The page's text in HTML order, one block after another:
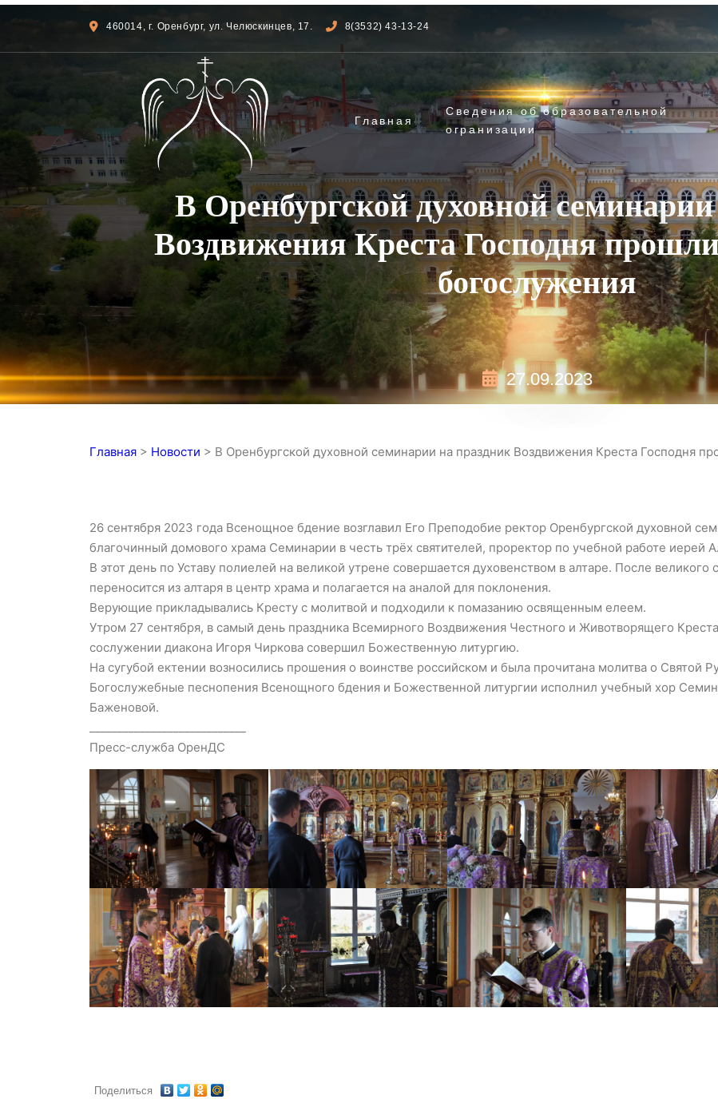
460014, г. Оренбург, ул. Челюскинцев, 17. 8(3532) 43-13-24
Главная
Сведения об образовательной
огранизации
В Оренбургской духовной
Воздвижения Креста Господня
богослужения
27.09.2023
Главная > Новости > В Оренбургской духовной семинарии на праздник Воздвижения Креста Господня
26 сентября 2023 года Всенощное бдение возглавил Его Преподобие ректор Оренбургской духовной
благочинный домового храма Семинарии в честь трёх святителей, проректор по учебной работе иерей
В этот день по Уставу полиелей на великой утрене совершается духовенством в алтаре. После великого
переносится из алтаря в центр храма и полагается на аналой для поклонения.
Верующие прикладывались Кресту с молитвой и подходили к помазанию освященным елеем.
Утром 27 сентября, в самый день праздника Всемирного Воздвижения Честного и Животворящего
сослужении диакона Игоря Чиркова совершил Божественную литургию.
На сугубой ектении возносились прошения о воинстве российском и была прочитана молитва о Святой
Богослужебные песнопения Всенощного бдения и Божественной литургии исполнил учебный хор
Баженовой.
Пресс-служба ОренДС
Поделиться